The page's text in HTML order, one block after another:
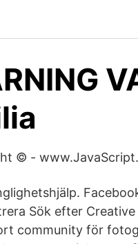
© -
Sök efter
community för